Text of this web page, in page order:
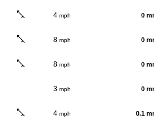
4 mph 0
8 mph 0
8 mph 0
3 mph 0
4 mph 0.1